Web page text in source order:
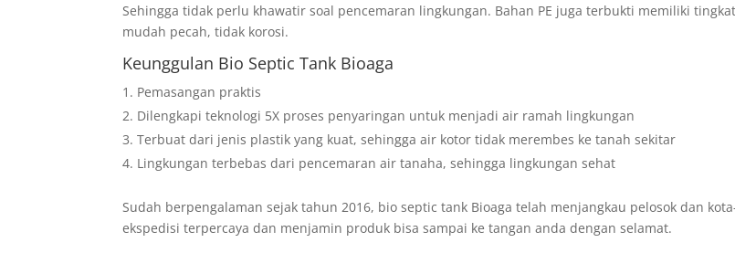
Sehingga tidak perlu khawatir soal pencemaran lingkungan. Bahan PE juga terbukti memiliki
mudah pecah, tidak korosi.
Keunggulan Bio Septic Tank Bioaga
Pemasangan praktis
Dilengkapi teknologi 5X proses penyaringan untuk menjadi air ramah lingkungan
Terbuat dari jenis plastik yang kuat, sehingga air kotor tidak merembes ke tanah sekitar
Lingkungan terbebas dari pencemaran air tanaha, sehingga lingkungan sehat
Sudah berpengalaman sejak tahun 2016, bio septic tank Bioaga telah menjangkau pelosok dan
ekspedisi terpercaya dan menjamin produk bisa sampai ke tangan anda dengan selamat.